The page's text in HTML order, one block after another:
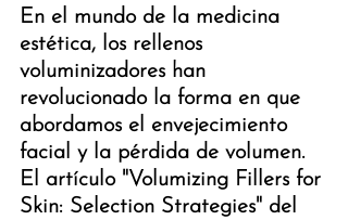
En el mundo de la medicina
estética, los rellenos
voluminizadores han
revolucionado la forma en que
abordamos el envejecimiento
facial y la pérdida de volumen.
El artículo "Volumizing Fillers for
Skin: Selection Strategies" del